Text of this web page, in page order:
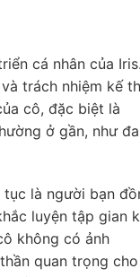
cá nhân của Iris.
trách nhiệm kế
cô, đặc biệt là
ở gần, như
tục là người bạn
luyện tập gian
không có ảnh
quan trọng cho